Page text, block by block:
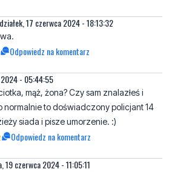
17 czerwca 2024 - 18:13:32
Odpowiedz na komentarz
- 05:44:55
mąż, żona? Czy sam znalazłeś i
normalnie to doświadczony policjant 14
siada i pisze umorzenie. :)
Odpowiedz na komentarz
19 czerwca 2024 - 11:05:11